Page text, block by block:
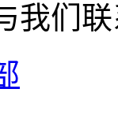
我们联